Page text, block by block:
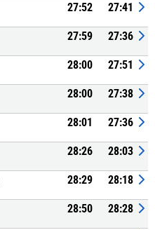
27:52 27:41
27:59 27:36
28:00 27:51
28:00 27:38
28:01 27:36
28:26 28:03
28:29 28:18
28:50 28:28